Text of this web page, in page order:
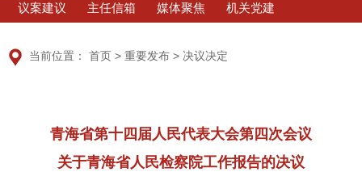
议案建议 主任信箱 媒体聚焦 机关党建
当前位置：首页 >重要发布 >决议决定
青海省第十四届人民代表大会第四次会议
关于青海省人民检察院工作报告的决议